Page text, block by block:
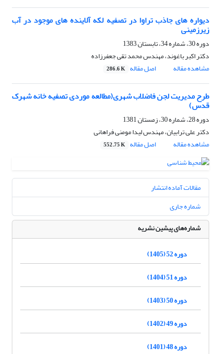
دیواره های جاذب تراوا در تصفیه لکه آلاینده های موجود در آب
زیرزمینی
دوره 30، شماره 34، تابستان 1383
دکتر اکبر باغوند، مهندس محمد تقی جعفرزاده
مشاهده مقاله
اصل مقاله 286.6 K
طرح مدیریت لجن فاضلاب شهری(مطالعه موردی تصفیه خانه شهرک
قدس)
دوره 28، شماره 30، زمستان 1381
دکتر علی ترابیان، مهندس لیدا مومنی فراهانی
مشاهده مقاله
اصل مقاله 552.75 K
مقالات آماده انتشار
شماره جاری
شماره‌های پیشین نشریه
دوره 52 (1405)
دوره 51 (1404)
دوره 50 (1403)
دوره 49 (1402)
دوره 48 (1401)